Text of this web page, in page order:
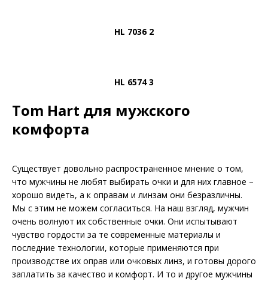
HL 7036 2
HL 6574 3
Tom Hart для мужского
комфорта
Существует довольно распространенное мнение о том,
что мужчины не любят выбирать очки и для них главное –
хорошо видеть, а к оправам и линзам они безразличны.
Мы с этим не можем согласиться. На наш взгляд, мужчин
очень волнуют их собственные очки. Они испытывают
чувство гордости за те современные материалы и
последние технологии, которые применяются при
производстве их оправ или очковых линз, и готовы дорого
заплатить за качество и комфорт. И то и другое мужчины